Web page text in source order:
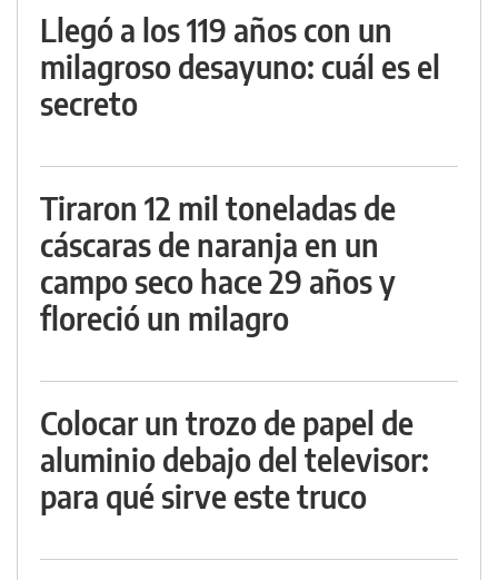
Llegó a los 119 años con un
milagroso desayuno: cuál es el
secreto
Tiraron 12 mil toneladas de
cáscaras de naranja en un
campo seco hace 29 años y
floreció un milagro
Colocar un trozo de papel de
aluminio debajo del televisor:
para qué sirve este truco